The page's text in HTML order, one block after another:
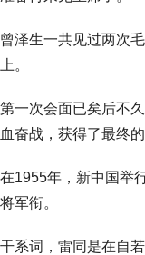
曾泽生一共见过两次
上。
第一次会面已矣后不
血奋战，获得了最终的
在1955年，新中国举
将军衔。
干系词，雷同是在自